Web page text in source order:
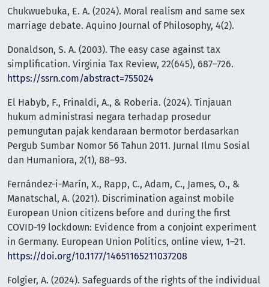
Chukwuebuka, E. A. (2024). Moral realism and same sex
marriage debate. Aquino Journal of Philosophy, 4(2).
Donaldson, S. A. (2003). The easy case against tax
simplification. Virginia Tax Review, 22(645), 687–726.
https://ssrn.com/abstract=755024
El Habyb, F., Frinaldi, A., & Roberia. (2024). Tinjauan
hukum administrasi negara terhadap prosedur
pemungutan pajak kendaraan bermotor berdasarkan
Pergub Sumbar Nomor 56 Tahun 2011. Jurnal Ilmu Sosial
dan Humaniora, 2(1), 88–93.
Fernández-i-Marín, X., Rapp, C., Adam, C., James, O., &
Manatschal, A. (2021). Discrimination against mobile
European Union citizens before and during the first
COVID-19 lockdown: Evidence from a conjoint experiment
in Germany. European Union Politics, online view, 1–21.
https://doi.org/10.1177/14651165211037208
Folgier, A. (2024). Safeguards of the rights of the individual